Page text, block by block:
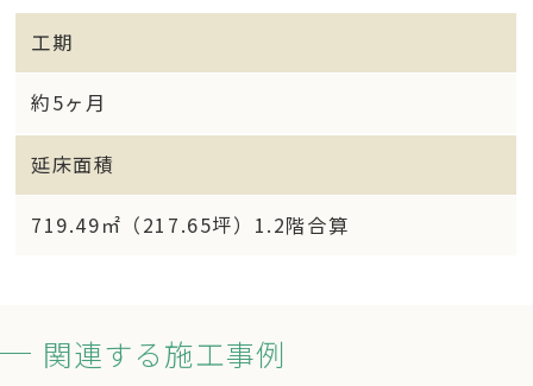
工期
約5ヶ月
延床面積
719.49㎡（217.65坪）1.2階合算
関連する施工事例